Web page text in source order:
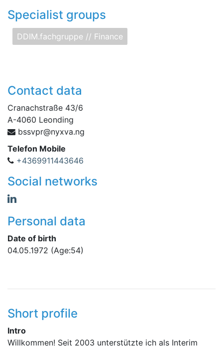
Specialist groups
DDIM.fachgruppe // Finance
Contact data
Cranachstraße 43/6
A-4060 Leonding
gn
.avxyn@rpvssb
Telefon Mobile
+4369911443646
Social networks
Personal data
Date of birth
04.05.1972 (Age:54)
Short profile
Intro
Willkommen! Seit 2003 unterstützte ich als Interim